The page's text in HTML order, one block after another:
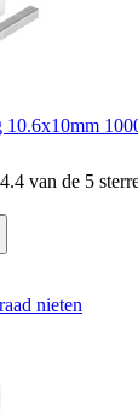
10.6x10mm
van de 5
nieten